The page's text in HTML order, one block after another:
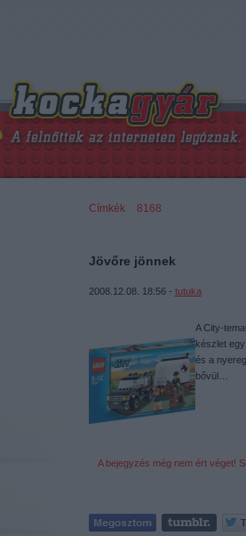
Címkék» 8168
Jövőre jönnek
2008.12.08. 18:56 - tutuka
A City-
készlet
és a
bővül…
A bejegyzés még nem ért véget!